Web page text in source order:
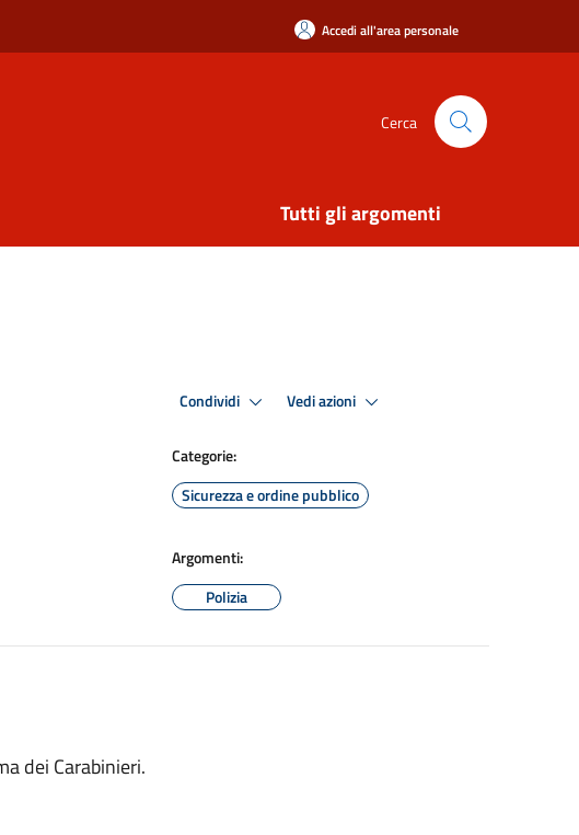
Accedi all'area personale
Cerca
Tutti gli argomenti
Condividi Vedi azioni
Categorie:
Sicurezza e ordine pubblico
Argomenti:
Polizia
dei Carabinieri.